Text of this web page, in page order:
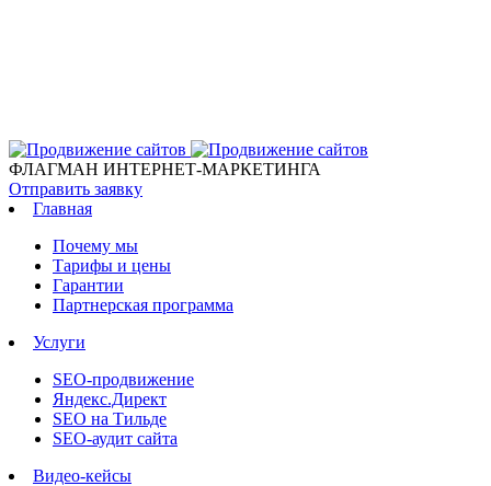
ФЛАГМАН ИНТЕРНЕТ-МАРКЕТИНГА
Отправить заявку
Главная
Почему мы
Тарифы и цены
Гарантии
Партнерская программа
Услуги
SEO-продвижение
Яндекс.Директ
SEO на Тильде
SEO-аудит сайта
Видео-кейсы